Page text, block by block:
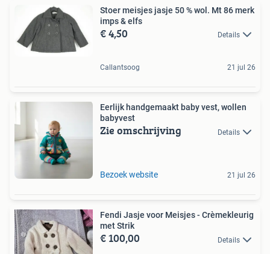
Stoer meisjes jasje 50 % wol. Mt 86 merk
imps & elfs
€ 4,50 Details
Callantsoog 21 jul 26
Eerlijk handgemaakt baby vest, wollen
babyvest
Zie omschrijving Details
Bezoek website 21 jul 26
Fendi Jasje voor Meisjes - Crèmekleurig
met Strik
€ 100,00 Details